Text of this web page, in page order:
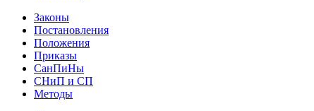
Законы
Постановления
Положения
Приказы
СанПиНы
СНиП и СП
Методы